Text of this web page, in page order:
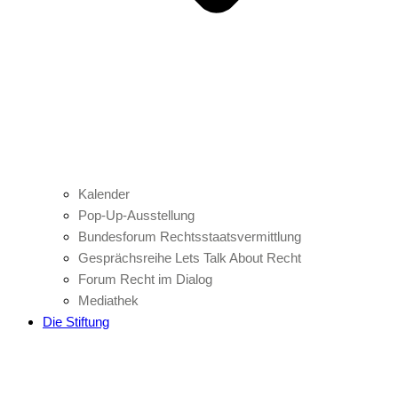
Kalender
Pop-Up-Ausstellung
Bundesforum Rechtsstaatsvermittlung
Gesprächsreihe Lets Talk About Recht
Forum Recht im Dialog
Mediathek
Die Stiftung